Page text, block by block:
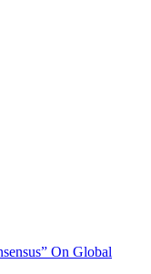
On Global